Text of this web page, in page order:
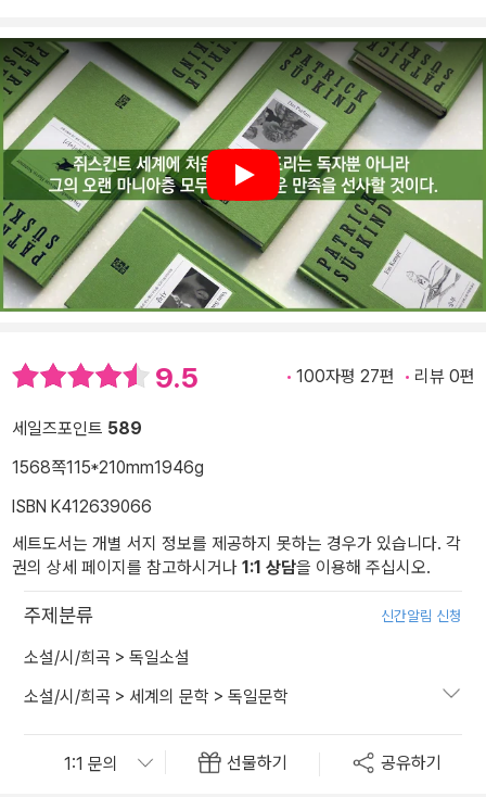
Play
9.5 100자평 27편 리뷰 0편
세일즈포인트 589
1568쪽115*210mm1946g
ISBN K412639066
세트도서는 개별 서지 정보를 제공하지 못하는 경우가 있습니다. 각
권의 상세 페이지를 참고하시거나 1:1 상담을 이용해 주십시오.
주제분류 신간알림 신청
소설/시/희곡 > 독일소설
소설/시/희곡 > 세계의 문학 > 독일문학
선물하기 공유하기